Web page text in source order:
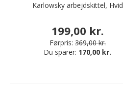
Karlowsky arbejdskittel, Hvid
199,00 kr.
Førpris: 369,00 kr.
Du sparer: 170,00 kr.